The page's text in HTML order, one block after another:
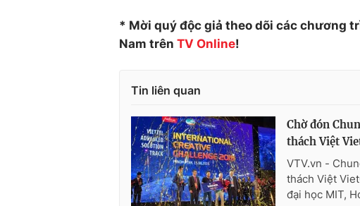
* Mời quý độc giả theo dõi các chương
Nam trên TV Online!
Tin liên quan
Chờ đón
thách Việt
VTV.vn -
thách Việt
đại học MIT,